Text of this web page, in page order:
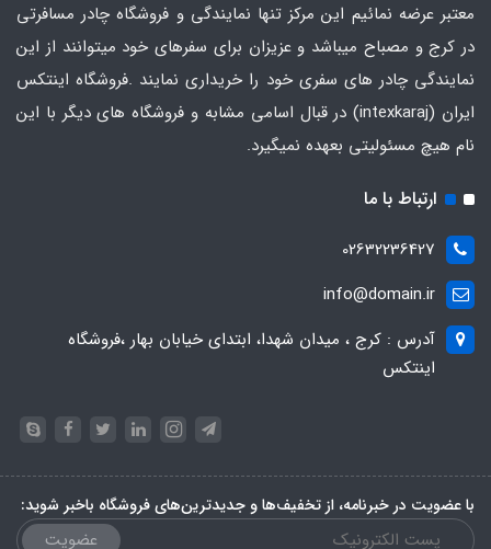
معتبر عرضه نمائیم این مرکز تنها نمایندگی و فروشگاه چادر مسافرتی
در کرج و مصباح میباشد و عزیزان برای سفرهای خود میتوانند از این
نمایندگی چادر های سفری خود را خریداری نمایند .فروشگاه اینتکس
ایران
(intexkaraj) در قبال اسامی مشابه و فروشگاه های دیگر با این
نام هیچ مسئولیتی بعهده نمیگیرد.
ارتباط با ما
02632236427
info@domain.ir
آدرس : کرج ، میدان شهدا، ابتدای خیابان بهار ،فروشگاه
اینتکس
با عضویت در خبرنامه، از تخفیف‌ها و جدیدترین‌های فروشگاه باخبر شوید:
عضویت